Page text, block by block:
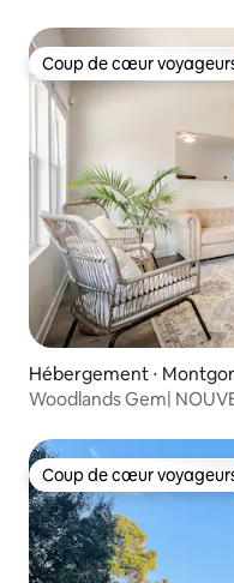
Coup de cœur
Coup de cœur
Hébergement ⋅
Woodlands Gem|
Coup de cœur
Coup de cœur